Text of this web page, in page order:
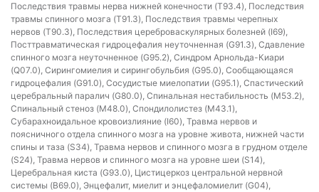
Последствия травмы нерва нижней конечности (T93.4), Последствия
травмы спинного мозга (T91.3), Последствия травмы черепных
нервов (T90.3), Последствия цереброваскулярных болезней (I69),
Посттравматическая гидроцефалия неуточненная (G91.3), Сдавление
спинного мозга неуточненное (G95.2), Синдром Арнольда-Киари
(Q07.0), Сирингомиелия и сирингобульбия (G95.0), Сообщающаяся
гидроцефалия (G91.0), Сосудистые миелопатии (G95.1), Спастический
церебральный паралич (G80.0), Спинальная нестабильность (M53.2),
Спинальный стеноз (M48.0), Спондилолистез (M43.1),
Субарахноидальное кровоизлияние (I60), Травма нервов и
поясничного отдела спинного мозга на уровне живота, нижней части
спины и таза (S34), Травма нервов и спинного мозга в грудном отделе
(S24), Травма нервов и спинного мозга на уровне шеи (S14),
Церебральная киста (G93.0), Цистицеркоз центральной нервной
системы (B69.0), Энцефалит, миелит и энцефаломиелит (G04),